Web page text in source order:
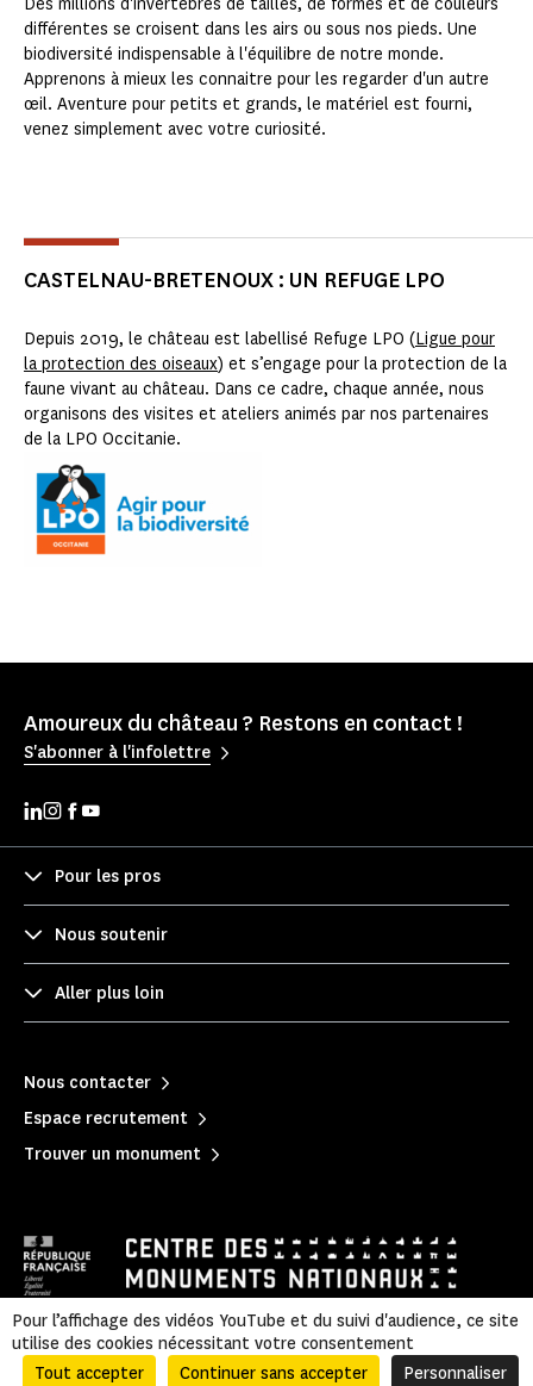
différentes se croisent dans les airs ou sous nos pieds. Une
biodiversité indispensable à l'équilibre de notre monde.
Apprenons à mieux les connaitre pour les regarder d'un autre
œil. Aventure pour petits et grands, le matériel est fourni,
venez simplement avec votre curiosité.
CASTELNAU-BRETENOUX : UN REFUGE LPO
Depuis 2019, le château est labellisé Refuge LPO (Ligue pour
la protection des oiseaux) et s’engage pour la protection de la
faune vivant au château. Dans ce cadre, chaque année, nous
organisons des visites et ateliers animés par nos partenaires
de la LPO Occitanie.
Amoureux du château ? Restons en contact !
S'abonner à l'infolettre
Pour les pros
Nous soutenir
Aller plus loin
Nous contacter
Espace recrutement
Trouver un monument
Mentions légales Politique de confidentialité
|
Informations légales et administratives
| Plan du site
Pour l’affichage des vidéos YouTube et du suivi d'audience, ce site
utilise des cookies nécessitant votre consentement
Tout accepter
Continuer sans accepter Personnaliser